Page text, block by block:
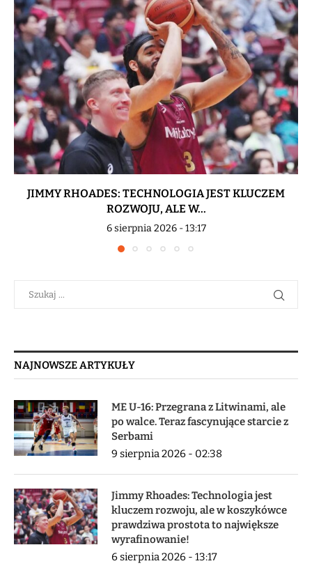
JIMMY RHOADES: TECHNOLOGIA JEST KLUCZEM
ROZWOJU, ALE W...
6 sierpnia 2026 - 13:17
NAJNOWSZE ARTYKUŁY
ME U-16: Przegrana z Litwinami, ale
po walce. Teraz fascynujące starcie z
Serbami
9 sierpnia 2026 - 02:38
Jimmy Rhoades: Technologia jest
kluczem rozwoju, ale w koszykówce
prawdziwa prostota to największe
wyrafinowanie!
6 sierpnia 2026 - 13:17